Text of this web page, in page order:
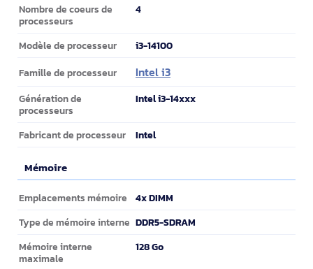
Nombre de coeurs de
processeurs
4
Modèle de processeur i3-14100
Famille de processeur Intel i3
Génération de
processeurs
Intel i3-14xxx
Fabricant de processeur Intel
Mémoire
Mémoire
Emplacements mémoire 4x DIMM
Type de mémoire interne DDR5-SDRAM
Mémoire interne
maximale
128 Go